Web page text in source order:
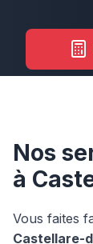
Nos
à
Vous faites
Castellare-